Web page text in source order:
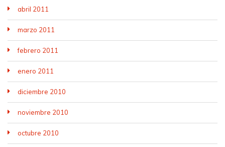
abril 2011
marzo 2011
febrero 2011
enero 2011
diciembre 2010
noviembre 2010
octubre 2010